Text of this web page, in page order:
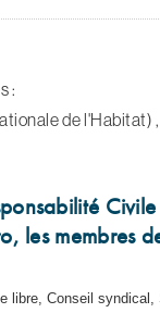
:
de l'Habitat)
les membres
libre, Conseil syndical,